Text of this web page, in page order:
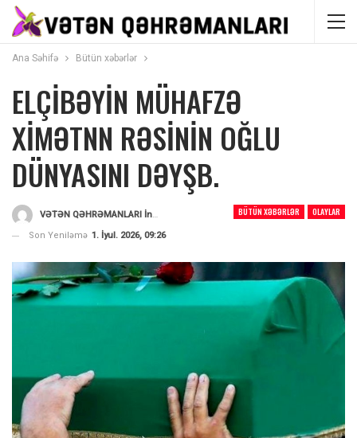
Ana Səhifə Bütün xəbərlər
ELÇİBƏYİN MÜHAFZƏ
XİMƏTNN RƏSİNİN OĞLU
DÜNYASINI DƏYŞB.
BÜTÜN XƏBƏRLƏR OLAYLAR
VƏTƏN QƏHRƏMANLARI İnformasiya Portalı
Tərəfindən
Son Yeniləmə 1. İyul. 2026, 09:26